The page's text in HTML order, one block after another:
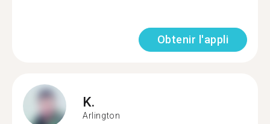
Obtenir l'appli
K.
Arlington